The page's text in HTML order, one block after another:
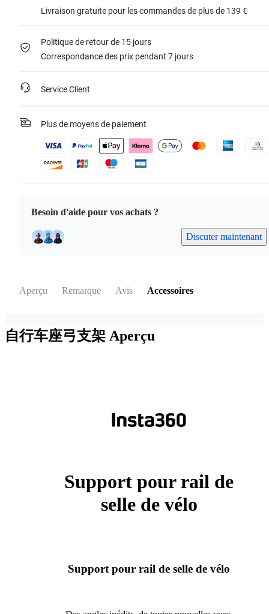
Livraison gratuite pour les commandes de plus de 139 €
Politique de retour de 15 jours
Correspondance des prix pendant 7 jours
Service Client
Plus de moyens de paiement
Besoin d'aide pour vos achats ?
Discuter maintenant
Aperçu Remarque Avis Accessoires
自行车座弓支架 Aperçu
Support pour rail de
selle de vélo
Support pour rail de selle de vélo